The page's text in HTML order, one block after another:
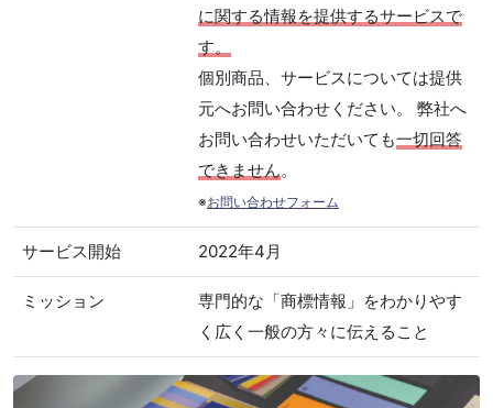
に関する情報を提供するサービスで
す。
個別商品、サービスについては提供
元へお問い合わせください。 弊社へ
お問い合わせいただいても一切回答
できません。
※お問い合わせフォーム
サービス開始 2022年4月
ミッション
専門的な「商標情報」をわかりやす
く広く一般の方々に伝えること